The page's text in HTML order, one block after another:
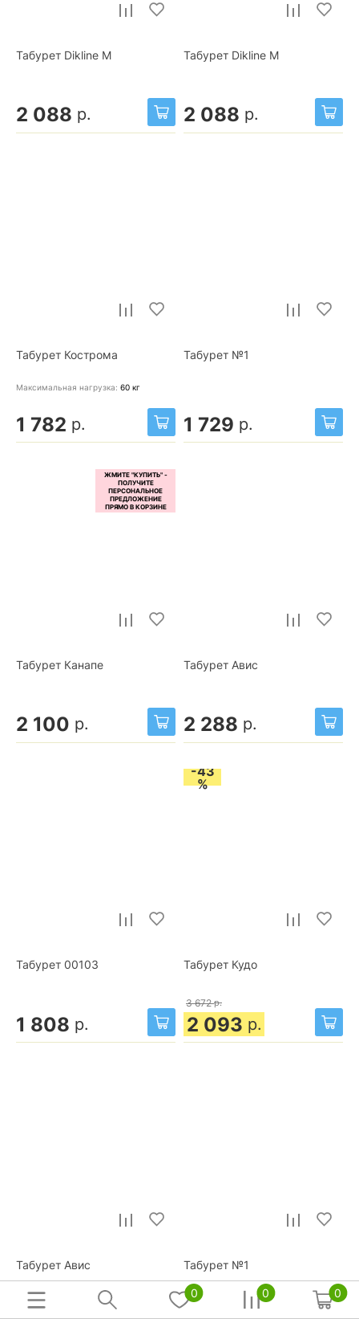
Табурет Dikline М
2 088 р.
Табурет Dikline М
2 088 р.
Табурет Кострома
Максимальная нагрузка: 60 кг
1 782 р.
Табурет №1
1 729 р.
Табурет Канапе
2 100 р.
Табурет Авис
2 288 р.
Табурет 00103
1 808 р.
-43
%
Табурет Кудо
3 672 р.
2 093 р.
Табурет Авис Табурет №1
0 0 0